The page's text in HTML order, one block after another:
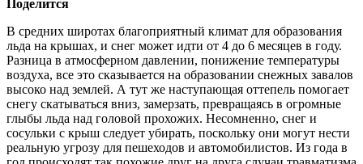
Поделится
В средних широтах благоприятный климат для образования
льда на крышах, и снег может идти от 4 до 6 месяцев в году.
Разница в атмосферном давлении, понижение температуры
воздуха, все это сказывается на образовании снежных завалов
высоко над землей. А тут же наступающая оттепель помогает
снегу скатываться вниз, замерзать, превращаясь в огромные
глыбы льда над головой прохожих. Несомненно, снег и
сосульки с крыш следует убирать, поскольку они могут нести
реальную угрозу для пешеходов и автомобилистов. Из года в